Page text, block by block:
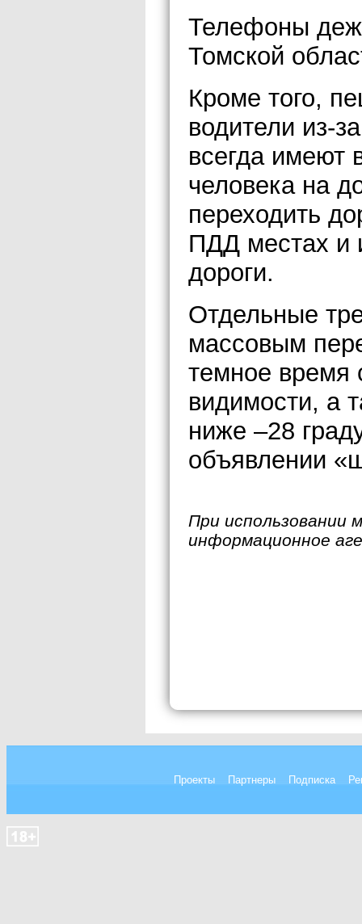
Телефоны
Томской
Кроме того,
водители из-
всегда имеют
человека на
переходить
ПДД местах и
дороги.
Отдельные
массовым
темное время
видимости, а
ниже –28
объявлении
При использовании
информационное
Проекты Партнеры Подписка